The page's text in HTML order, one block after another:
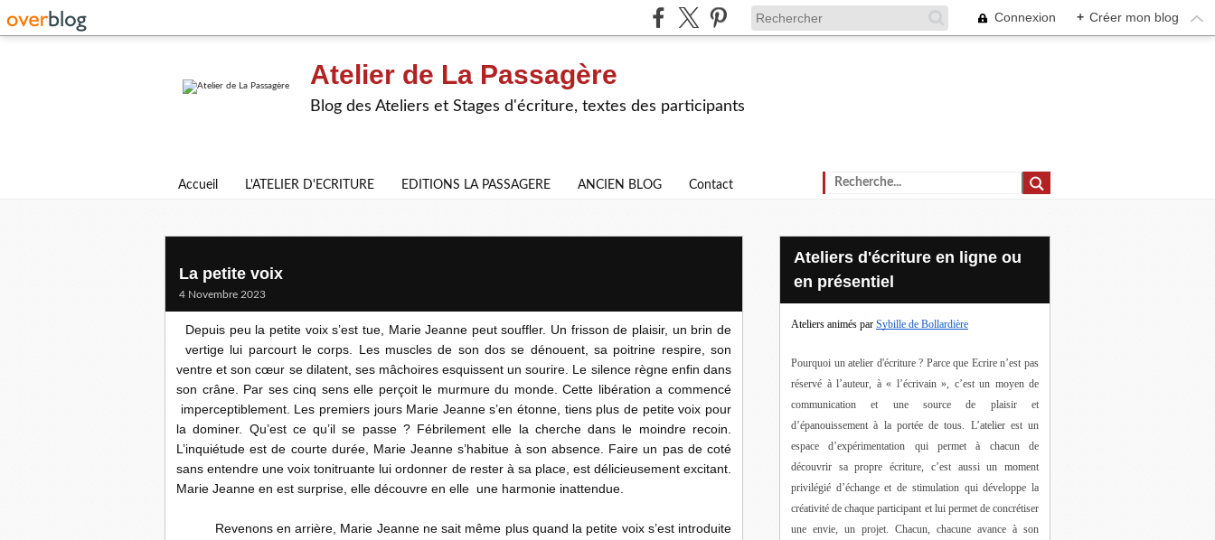
Connexion + Créer mon blog
Atelier de La Passagère
Blog des Ateliers et Stages d'écriture, textes des participants
Accueil L'ATELIER D'ECRITURE EDITIONS LA PASSAGERE ANCIEN BLOG Contact
La petite voix
4 Novembre 2023
Depuis peu la petite voix s’est tue, Marie Jeanne peut souffler. Un frisson de plaisir, un brin de
vertige lui parcourt le corps. Les muscles de son dos se dénouent, sa poitrine respire, son
ventre et son cœur se dilatent, ses mâchoires esquissent un sourire. Le silence règne enfin dans
son crâne. Par ses cinq sens elle perçoit le murmure du monde. Cette libération a commencé
imperceptiblement. Les premiers jours Marie Jeanne s’en étonne, tiens plus de petite voix pour
la dominer. Qu’est ce qu’il se passe ? Fébrilement elle la cherche dans le moindre recoin.
L’inquiétude est de courte durée, Marie Jeanne s’habitue à son absence. Faire un pas de coté
sans entendre une voix tonitruante lui ordonner de rester à sa place, est délicieusement excitant.
Marie Jeanne en est surprise, elle découvre en elle une harmonie inattendue.
Revenons en arrière, Marie Jeanne ne sait même plus quand la petite voix s’est introduite
Ateliers d'écriture en ligne ou
en présentiel
Ateliers animés par Sybille de Bollardière
Pourquoi un atelier d'écriture ? Parce que Ecrire n’est pas
réservé à l’auteur, à « l’écrivain », c’est un moyen de
communication et une source de plaisir et
d’épanouissement à la portée de tous. L’atelier est un
espace d’expérimentation qui permet à chacun de
découvrir sa propre écriture, c’est aussi un moment
privilégié d’échange et de stimulation qui développe la
créativité de chaque participant et lui permet de concrétiser
une envie, un projet. Chacun, chacune avance à son